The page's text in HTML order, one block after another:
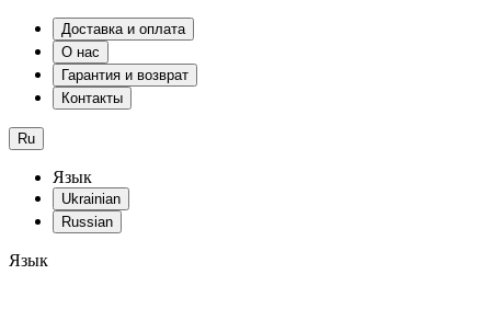
Доставка и оплата
О нас
Гарантия и возврат
Контакты
Ru
Язык
Ukrainian
Russian
Язык